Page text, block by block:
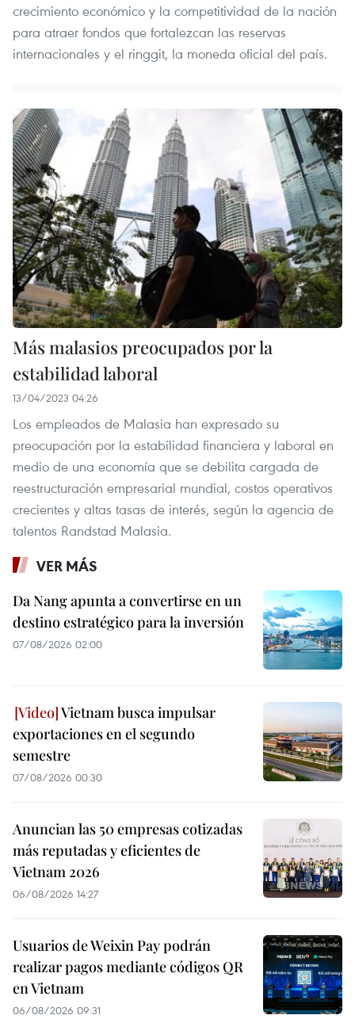
crecimiento económico y la competitividad de la nación
para atraer fondos que fortalezcan las reservas
internacionales y el ringgit, la moneda oficial del país.
Más malasios preocupados por la
estabilidad laboral
13/04/2023 04:26
Los empleados de Malasia han expresado su
preocupación por la estabilidad financiera y laboral en
medio de una economía que se debilita cargada de
reestructuración empresarial mundial, costos operativos
crecientes y altas tasas de interés, según la agencia de
talentos Randstad Malasia.
VER MÁS
Da Nang apunta a convertirse en un
destino estratégico para la inversión
07/08/2026 02:00
Vietnam busca impulsar
exportaciones en el segundo
semestre
07/08/2026 00:30
Anuncian las 50 empresas cotizadas
más reputadas y eficientes de
Vietnam 2026
06/08/2026 14:27
Usuarios de Weixin Pay podrán
realizar pagos mediante códigos QR
en Vietnam
06/08/2026 09:31